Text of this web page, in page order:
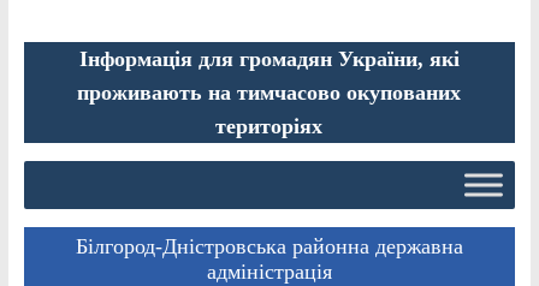
Інформація для громадян України, які
проживають на тимчасово окупованих
територіях
Білгород-Дністровська районна державна
адміністрація